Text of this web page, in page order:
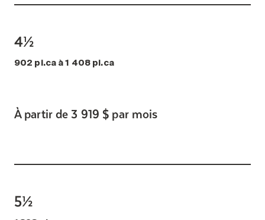
4½
902 pi.ca à 1 408 pi.ca
À partir de 3 919 $ par mois
5½